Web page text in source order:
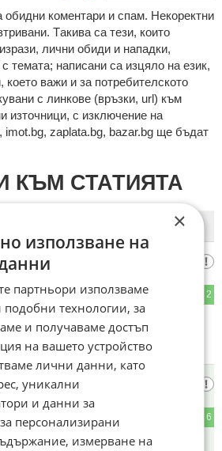
кoмeнтaри и cпaм. Нeкoрeктни
Тaкивa ca тeзи, кoитo
лични oбиди и нaпaдки,
тeмaтa; нaпиcaни са изцялo нa eзик,
което важи и за потребителското
с линкове (връзки, url) към
източници, с изключение на
imot.bg, zaplata.bg, bazar.bg ще бъдат
КЪМ СТАТИЯТА
2
че нищо не се работи при младите.
6
Левски копува играчи от чужбина
×
използване на
партньори използваме
подобни технологии, за
и получаваме достъп
на вашето устройство
лични данни, като
уникални
и данни за
персонализирани
измерване на